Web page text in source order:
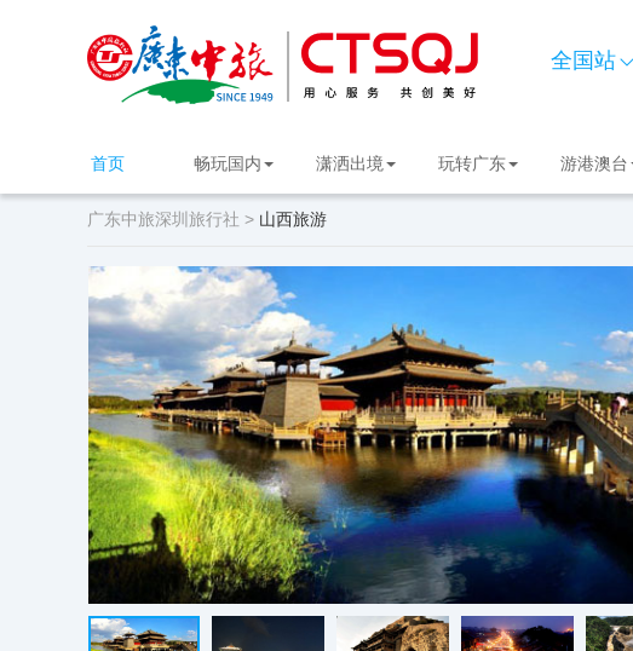
全国站
首页 畅玩国内 潇洒出境 玩转广东 游港澳台
广东中旅深圳旅行社 > 山西旅游